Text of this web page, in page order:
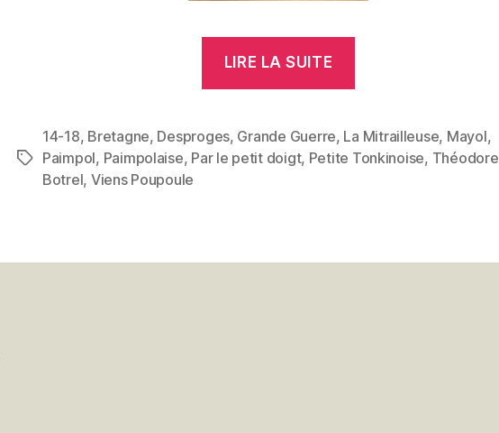
LIRE LA SUITE
Montmartre »
Étiquettes
14-18, Bretagne, Desproges, Grande Guerre, La Mitrailleuse, Mayol,
Paimpol, Paimpolaise, Par le petit doigt, Petite Tonkinoise, Théodore
Botrel, Viens Poupoule